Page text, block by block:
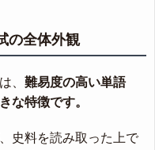
の全体外観
、 難易度の高い単語
な特徴です。
史料を読み取った上で